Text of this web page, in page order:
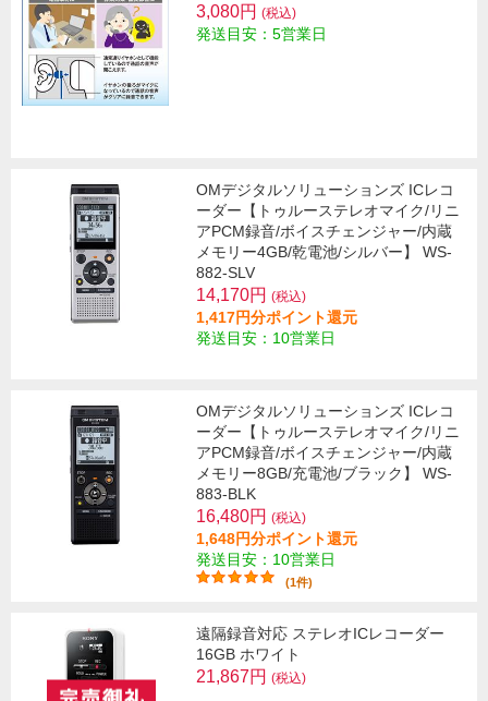
3,080円 (税込)
発送目安：5営業日
OMデジタルソリューションズ ICレコ
ーダー【トゥルーステレオマイク/リニ
アPCM録音/ボイスチェンジャー/内蔵
メモリー4GB/乾電池/シルバー】 WS-
882-SLV
14,170円 (税込)
1,417円分ポイント還元
発送目安：10営業日
OMデジタルソリューションズ ICレコ
ーダー【トゥルーステレオマイク/リニ
アPCM録音/ボイスチェンジャー/内蔵
メモリー8GB/充電池/ブラック】 WS-
883-BLK
16,480円 (税込)
1,648円分ポイント還元
発送目安：10営業日
(1件)
遠隔録音対応 ステレオICレコーダー
16GB ホワイト
21,867円 (税込)